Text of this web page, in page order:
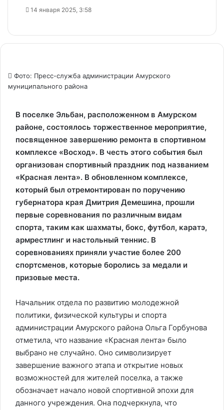
14 января 2025, 3:58
Фото: Пресс-служба администрации Амурского
муниципального района
В поселке Эльбан, расположенном в Амурском
районе, состоялось торжественное мероприятие,
посвященное завершению ремонта в спортивном
комплексе «Восход». В честь этого события был
организован спортивный праздник под названием
«Красная лента». В обновленном комплексе,
который был отремонтирован по поручению
губернатора края Дмитрия Демешина, прошли
первые соревнования по различным видам
спорта, таким как шахматы, бокс, футбол, каратэ,
армрестлинг и настольный теннис. В
соревнованиях приняли участие более 200
спортсменов, которые боролись за медали и
призовые места.
Начальник отдела по развитию молодежной
политики, физической культуры и спорта
администрации Амурского района Ольга Горбунова
отметила, что название «Красная лента» было
выбрано не случайно. Оно символизирует
завершение важного этапа и открытие новых
возможностей для жителей поселка, а также
обозначает начало новой спортивной эпохи для
данного учреждения. Она подчеркнула, что